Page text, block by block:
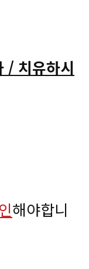
/ 치유하시
해야합니